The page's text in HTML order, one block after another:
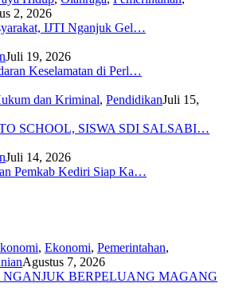
2, 2026
IJTI Nganjuk Gel…
Juli 19, 2026
Keselamatan di Perl…
dan Kriminal, PendidikanJuli 15,
SCHOOL, SISWA SDI SALSABI…
Juli 14, 2026
Pemkab Kediri Siap Ka…
, Ekonomi, Pemerintahan,
Agustus 7, 2026
BERPELUANG MAGANG